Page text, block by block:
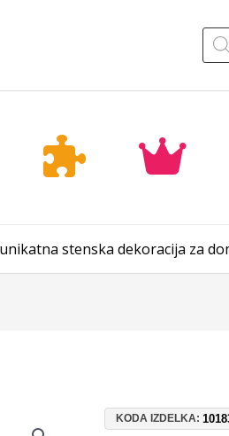
stenska dekoracija za
KODA IZDELKA:
Komplet